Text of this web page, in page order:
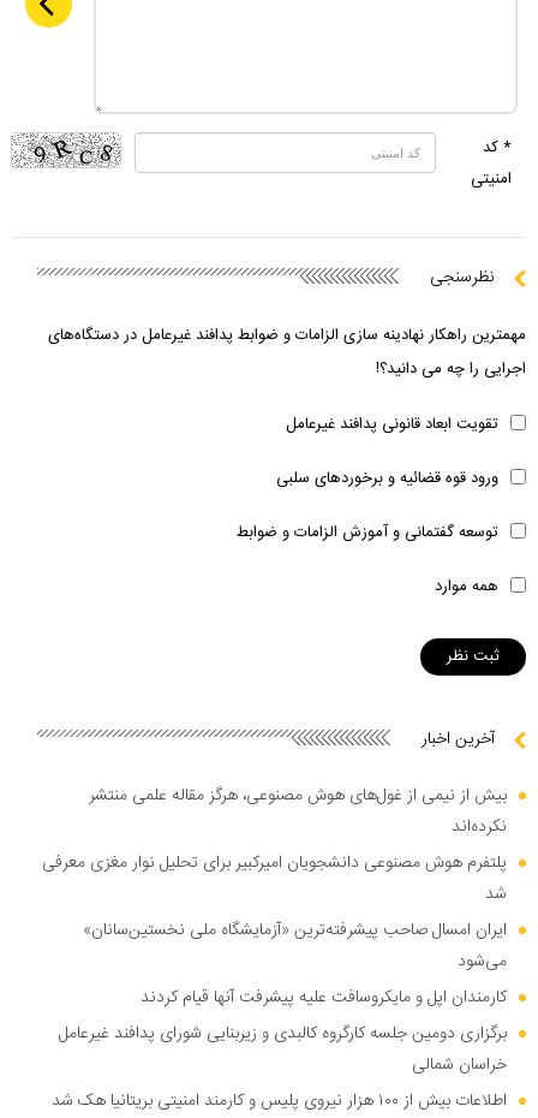
* کد
امنیتی
نظرسنجی
مهمترین راهکار نهادینه سازی الزامات و ضوابط پدافند غیرعامل در دستگاه‌های
اجرایی را چه می دانید؟!
تقویت ابعاد قانونی پدافند غیرعامل
ورود قوه قضائیه و برخوردهای سلبی
توسعه گفتمانی و آموزش الزامات و ضوابط
همه موارد
آخرین اخبار
بیش از نیمی از غول‌های هوش مصنوعی، هرگز مقاله علمی منتشر
نکرده‌اند
پلتفرم هوش مصنوعی دانشجویان امیرکبیر برای تحلیل نوار مغزی معرفی
شد
ایران امسال صاحب پیشرفته‌ترین «آزمایشگاه ملی نخستین‌سانان»
می‌شود
کارمندان اپل و مایکروسافت علیه پیشرفت آنها قیام کردند
برگزاری دومین جلسه کارگروه کالبدی و زیربنایی شورای پدافند غیرعامل
خراسان شمالی
اطلاعات بیش از ۱۰۰ هزار نیروی پلیس و کارمند امنیتی بریتانیا هک شد